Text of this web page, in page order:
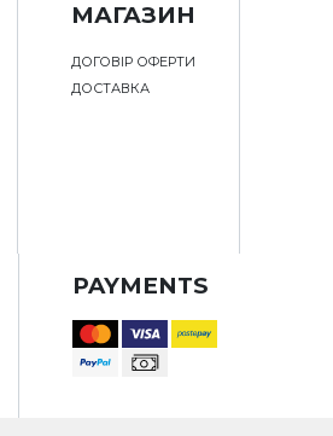
МАГАЗИН
ДОГОВІР ОФЕРТИ
ДОСТАВКА
PAYMENTS